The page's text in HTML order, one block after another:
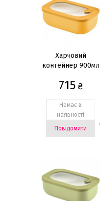
Харчовий
контейнер 900мл
715₴
Немає в
наявності
Повідомити